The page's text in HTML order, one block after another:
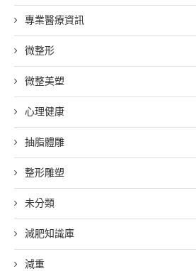
專業醫療資訊
微整形
微整美塑
心理健康
抽脂體雕
整形雕塑
未分類
減肥知識庫
減重